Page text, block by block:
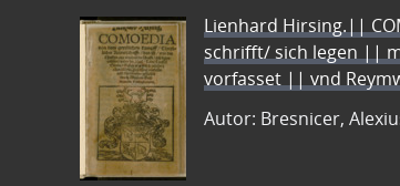
Lienhard Hirsing.||
schrifft/ sich legen ||
vorfasset || vnd
Autor: Bresnicer,